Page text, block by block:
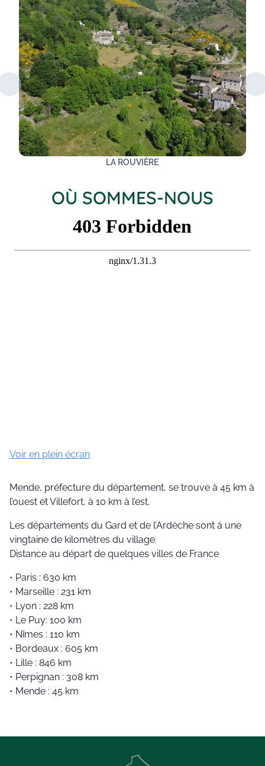
LA ROUVIÈRE
OÙ SOMMES-NOUS
Voir en plein écran
Mende, préfecture du département, se trouve à 45 km à
l’ouest et Villefort, à 10 km à l’est.
Les départements du Gard et de l’Ardèche sont à une
vingtaine de kilomètres du village.
Distance au départ de quelques villes de France
Paris : 630 km
Marseille : 231 km
Lyon : 228 km
Le Puy: 100 km
Nîmes : 110 km
Bordeaux : 605 km
Lille : 846 km
Perpignan : 308 km
Mende : 45 km